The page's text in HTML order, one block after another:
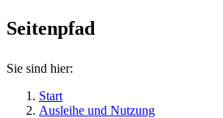
Seitenpfad
Sie sind hier:
Start
Ausleihe und Nutzung